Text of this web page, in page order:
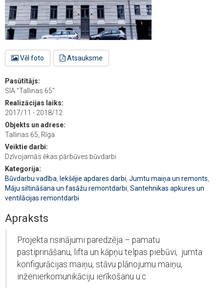
Vēl foto Atsauksme
Pasūtītājs:
SIA "Tallinas 65"
Realizācijas laiks:
2017/11 - 2018/12
Objekts un adrese:
Tallinas 65, Rīga
Veiktie darbi:
Dzīvojamās ēkas pārbūves būvdarbi
Kategorija:
Būvdarbu vadība
Iekšējie apdares darbi Jumtu maiņa un remonts
Māju siltināšana un fasāžu remontdarbi Santehnikas apkures un
ventilācijas remontdarbi
Apraksts
Projekta risinājumi paredzēja – pamatu
pastiprināšanu, lifta un kāpņu telpas piebūvi, jumta
konfigurācijas maiņu, stāvu plānojumu maiņu,
inženierkomunikāciju ierīkošanu u.c